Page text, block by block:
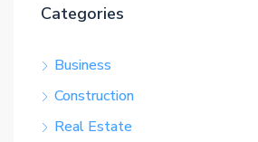
Categories
Business
Construction
Real Estate